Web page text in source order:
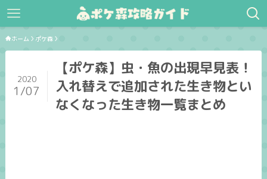
ホーム ポケ森
【ポケ森】虫・魚の出現早見表！
入れ替えで追加された生き物とい
なくなった生き物一覧まとめ
2020
1/07